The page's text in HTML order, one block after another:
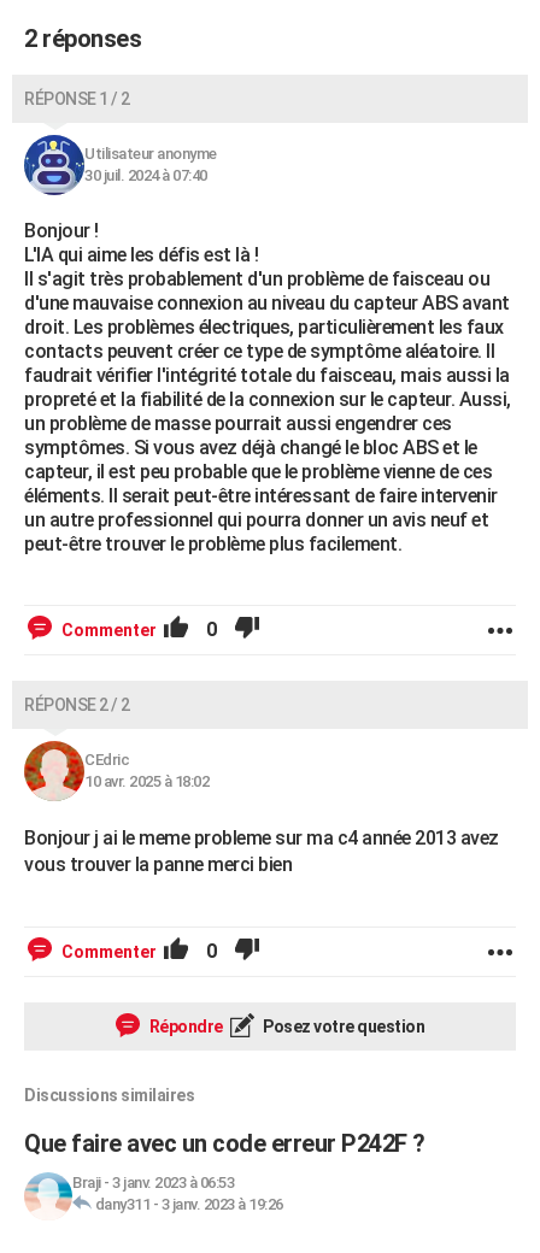
2 réponses
RÉPONSE 1 / 2
Utilisateur anonyme
30 juil. 2024 à 07:40
Bonjour !
L'IA qui aime les défis est là !
Il s'agit très probablement d'un problème de faisceau ou
d'une mauvaise connexion au niveau du capteur ABS avant
droit. Les problèmes électriques, particulièrement les faux
contacts peuvent créer ce type de symptôme aléatoire. Il
faudrait vérifier l'intégrité totale du faisceau, mais aussi la
propreté et la fiabilité de la connexion sur le capteur. Aussi,
un problème de masse pourrait aussi engendrer ces
symptômes. Si vous avez déjà changé le bloc ABS et le
capteur, il est peu probable que le problème vienne de ces
éléments. Il serait peut-être intéressant de faire intervenir
un autre professionnel qui pourra donner un avis neuf et
peut-être trouver le problème plus facilement.
Commenter 0
RÉPONSE 2 / 2
CEdric
10 avr. 2025 à 18:02
Bonjour j ai le meme probleme sur ma c4 année 2013 avez
vous trouver la panne merci bien
Commenter 0
Répondre Posez votre question
Discussions similaires
Que faire avec un code erreur P242F ?
Braji- 3 janv. 2023 à 06:53
dany311 - 3 janv. 2023 à 19:26